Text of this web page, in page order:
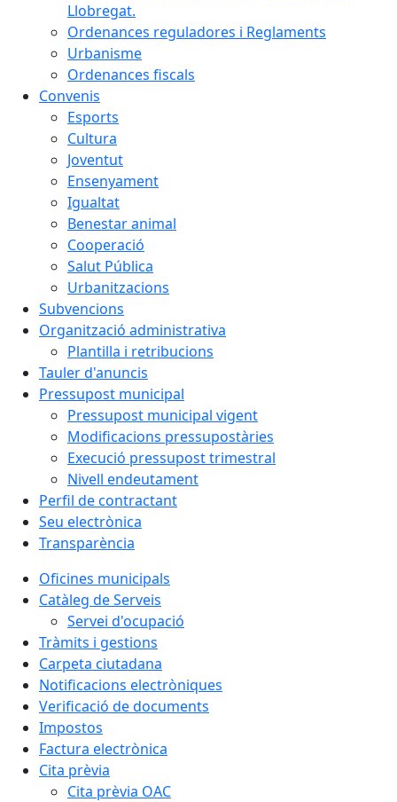
Llobregat.
Ordenances reguladores i Reglaments
Urbanisme
Ordenances fiscals
Convenis
Esports
Cultura
Joventut
Ensenyament
Igualtat
Benestar animal
Cooperació
Salut Pública
Urbanitzacions
Subvencions
Organització administrativa
Plantilla i retribucions
Tauler d'anuncis
Pressupost municipal
Pressupost municipal vigent
Modificacions pressupostàries
Execució pressupost trimestral
Nivell endeutament
Perfil de contractant
Seu electrònica
Transparència
Oficines municipals
Catàleg de Serveis
Servei d'ocupació
Tràmits i gestions
Carpeta ciutadana
Notificacions electròniques
Verificació de documents
Impostos
Factura electrònica
Cita prèvia
Cita prèvia OAC